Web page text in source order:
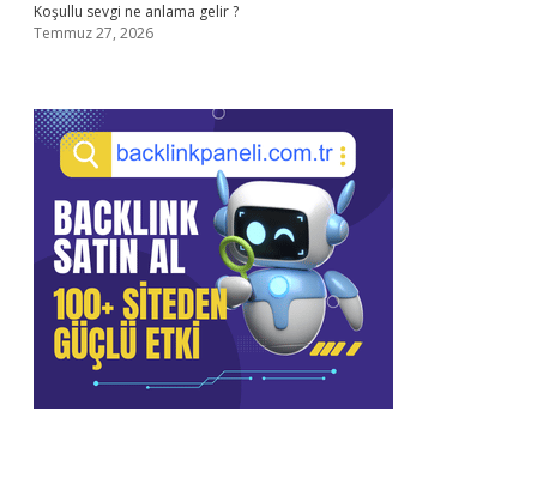
Koşullu sevgi ne anlama gelir ?
Temmuz 27, 2026